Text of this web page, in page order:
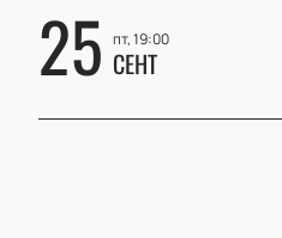
25 пт, 19:00
СЕНТ